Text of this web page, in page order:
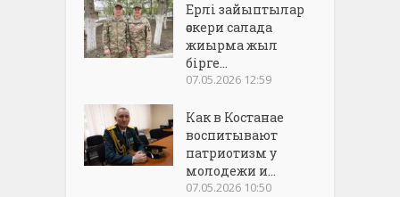
Ерлі зайыптылар
әскери салада
жиырма жыл
бірге...
07.05.2026 12:59
Как в Костанае
воспитывают
патриотизм у
молодежи и...
07.05.2026 10:50